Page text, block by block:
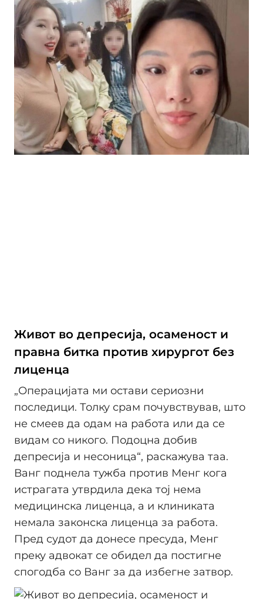
Живот во депресија, осаменост и
правна битка против хирургот без
лиценца
„Операцијата ми остави сериозни
последици. Толку срам почувствував, што
не смеев да одам на работа или да се
видам со никого. Подоцна добив
депресија и несоница“, раскажува таа.
Ванг поднела тужба против Менг кога
истрагата утврдила дека тој нема
медицинска лиценца, а и клиниката
немала законска лиценца за работа.
Пред судот да донесе пресуда, Менг
преку адвокат се обидел да постигне
спогодба со Ванг за да избегне затвор.